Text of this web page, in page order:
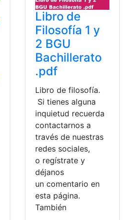
Libro de
Filosofía 1 y
2 BGU
Bachillerato
.pdf
Libro de filosofía.
Si tienes alguna
inquietud recuerda
contactarnos a
través de nuestras
redes sociales,
o regístrate y
déjanos
un comentario en
esta página.
También